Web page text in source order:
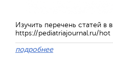
Изучить перечень статей
https://pediatriajournal.ru/hot
подробнее